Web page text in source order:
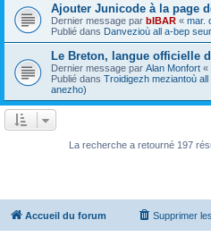
Ajouter Junicode à la page
Dernier message par bIBAR « mar.
Publié dans Danvezioù all a-bep
Le Breton, langue officielle
Dernier message par Alan Monfort «
Publié dans Troidigezh meziantoù
anezho)
La recherche a retourné 197
Accueil du forum Supprimer